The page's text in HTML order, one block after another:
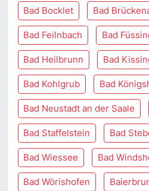
Bad Bocklet Bad
Bad Feilnbach Bad
Bad Heilbrunn Bad
Bad Kohlgrub Bad
Bad Neustadt an der Saale
Bad Staffelstein Bad
Bad Wiessee Bad
Bad Wörishofen